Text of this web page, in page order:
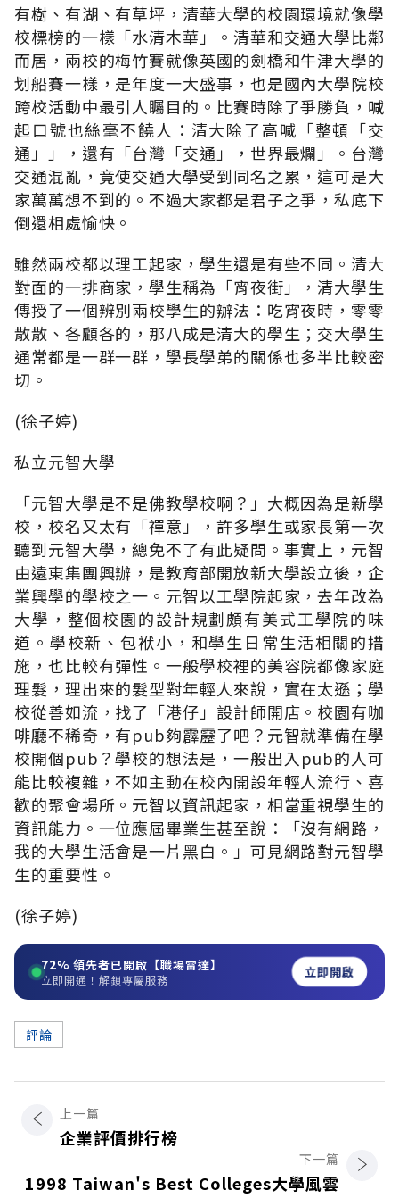
有樹、有湖、有草坪，清華大學的校園環境就像學
校標榜的一樣「水清木華」。清華和交通大學比鄰
而居，兩校的梅竹賽就像英國的劍橋和牛津大學的
划船賽一樣，是年度一大盛事，也是國內大學院校
跨校活動中最引人矚目的。比賽時除了爭勝負，喊
起口號也絲毫不饒人：清大除了高喊「整頓「交
通」」，還有「台灣「交通」，世界最爛」。台灣
交通混亂，竟使交通大學受到同名之累，這可是大
家萬萬想不到的。不過大家都是君子之爭，私底下
倒還相處愉快。
雖然兩校都以理工起家，學生還是有些不同。清大
對面的一排商家，學生稱為「宵夜街」，清大學生
傳授了一個辨別兩校學生的辦法：吃宵夜時，零零
散散、各顧各的，那八成是清大的學生；交大學生
通常都是一群一群，學長學弟的關係也多半比較密
切。
(徐子婷)
私立元智大學
「元智大學是不是佛教學校啊？」大概因為是新學
校，校名又太有「禪意」，許多學生或家長第一次
聽到元智大學，總免不了有此疑問。事實上，元智
由遠東集團興辦，是教育部開放新大學設立後，企
業興學的學校之一。元智以工學院起家，去年改為
大學，整個校園的設計規劃頗有美式工學院的味
道。學校新、包袱小，和學生日常生活相關的措
施，也比較有彈性。一般學校裡的美容院都像家庭
理髮，理出來的髮型對年輕人來說，實在太遜；學
校從善如流，找了「港仔」設計師開店。校園有咖
啡廳不稀奇，有pub夠霹靂了吧？元智就準備在學
校開個pub？學校的想法是，一般出入pub的人可
能比較複雜，不如主動在校內開設年輕人流行、喜
歡的聚會場所。元智以資訊起家，相當重視學生的
資訊能力。一位應屆畢業生甚至說：「沒有網路，
我的大學生活會是一片黑白。」可見網路對元智學
生的重要性。
(徐子婷)
72% 領先者已開啟【職場雷達】
立即開通！解鎖專屬服務 立即開啟
評論
上一篇
企業評價排行榜
下一篇
1998 Taiwan's Best Colleges大學風雲